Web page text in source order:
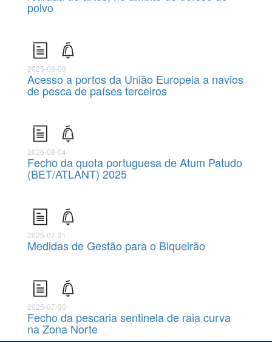
polvo
2025-08-08
Acesso a portos da União Europeia a navios
de pesca de países terceiros
2025-08-04
Fecho da quota portuguesa de Atum Patudo
(BET/ATLANT) 2025
2025-07-31
Medidas de Gestão para o Biqueirão
2025-07-30
Fecho da pescaria sentinela de raia curva
na Zona Norte